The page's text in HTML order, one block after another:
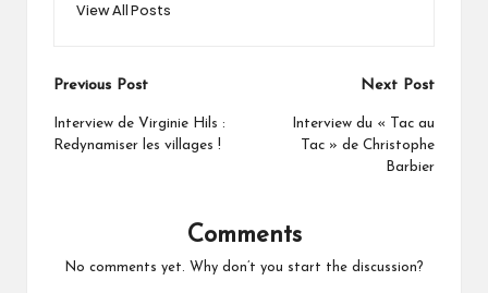
View All Posts
Post
navigation
Previous Post
Interview de Virginie Hils :
Redynamiser les villages !
Next Post
Interview du « Tac au
Tac » de Christophe
Barbier
Comments
No comments yet. Why don’t you start the discussion?